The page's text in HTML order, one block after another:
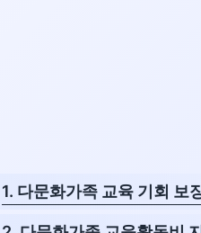
1. 다문화가족 교육 기회 보